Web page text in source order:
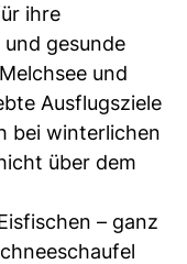
ihre
gesunde
und
Ausflugsziele
bei winterlichen
über dem
– ganz